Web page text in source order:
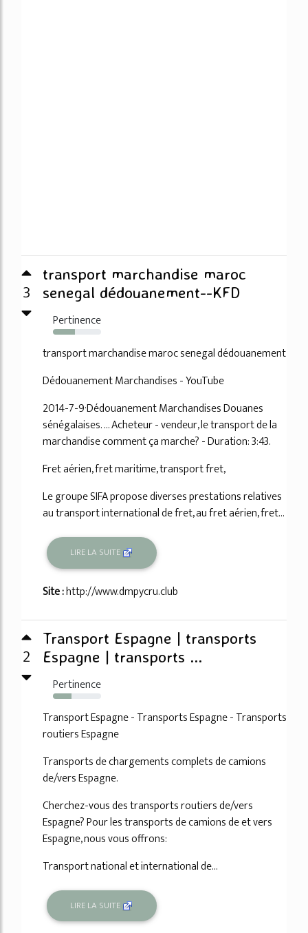
3
transport marchandise maroc
senegal dédouanement--KFD
Pertinence
45%
transport marchandise maroc senegal dédouanement
Dédouanement Marchandises - YouTube
2014-7-9·Dédouanement Marchandises Douanes
sénégalaises. ... Acheteur - vendeur, le transport de la
marchandise comment ça marche? - Duration: 3:43.
Fret aérien, fret maritime, transport fret,
Le groupe SIFA propose diverses prestations relatives
au transport international de fret, au fret aérien, fret...
LIRE LA SUITE
Site :http://www.dmpycru.club
2
Transport Espagne | transports
Espagne | transports ...
Pertinence
39%
Transport Espagne - Transports Espagne - Transports
routiers Espagne
Transports de chargements complets de camions
de/vers Espagne.
Cherchez-vous des transports routiers de/vers
Espagne? Pour les transports de camions de et vers
Espagne, nous vous offrons:
Transport national et international de...
LIRE LA SUITE